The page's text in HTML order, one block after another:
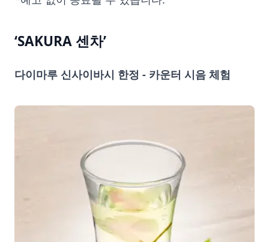
‘SAKURA 센차’
다이마루 신사이바시 한정 - 카운터 시음 체험